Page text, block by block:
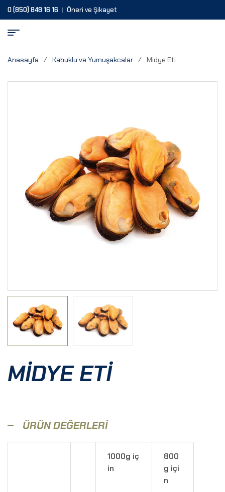
0 (850) 848 16 16 Öneri ve Şikayet
Anasayfa / Kabuklu ve Yumuşakcalar / Midye Eti
MIDYE ETI
ÜRÜN DEĞERLERI
1000g iç
in
800
g içi
n